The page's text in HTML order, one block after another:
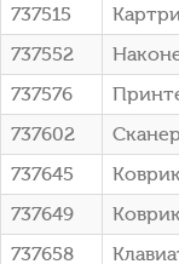
737515
737552
737576
737602
737645
737649
737658